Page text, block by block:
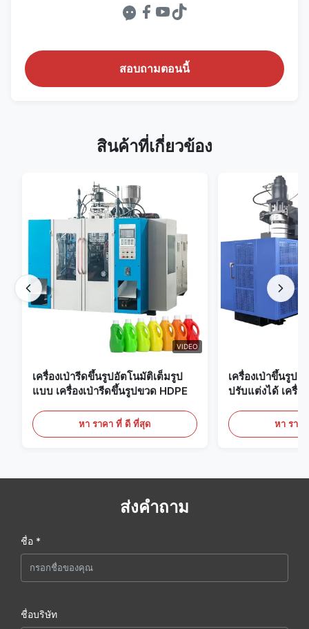
สอบถามตอนนี้
สินค้าที่เกี่ยวข้อง
VIDEO
เครื่องเป่ารีดขึ้นรูปอัตโนมัติเต็มรูป
แบบ เครื่องเป่ารีดขึ้นรูปขวด HDPE
หา ราคา ที่ ดี ที่สุด
เครื่องเป่าขึ้นรูป
ปรับแต่งได้ เครื่อ
หา ราค
ส่งคำถาม
ชื่อ *
ชื่อบริษัท